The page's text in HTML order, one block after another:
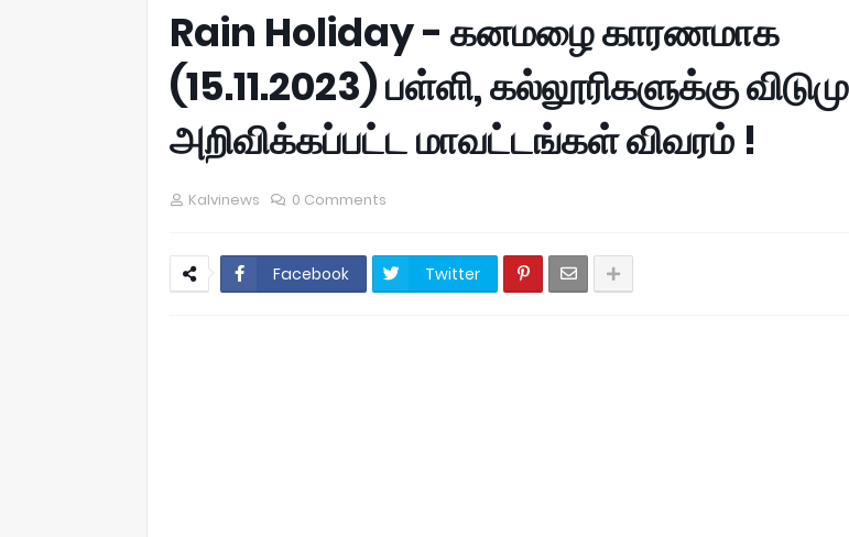
Rain Holiday - கனமழை காரணமாக
(15.11.2023) பள்ளி, கல்லூரிகளுக்கு
அறிவிக்கப்பட்ட மாவட்டங்கள் விவரம் !
Kalvinews 0 Comments
Facebook Twitter